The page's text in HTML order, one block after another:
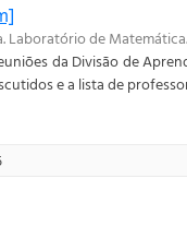
Laboratório de Matemática.
da Divisão de
e a lista de